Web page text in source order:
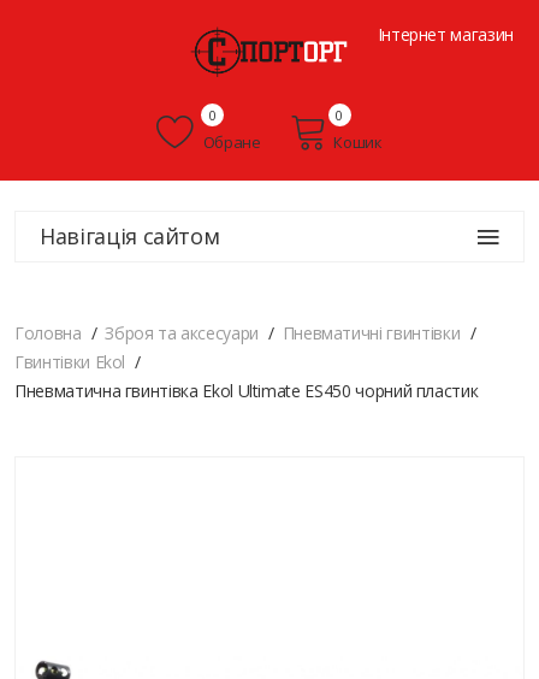
Інтернет магазин
Обране
0
Кошик
0
Навігація сайтом
Головна Зброя та аксесуари
Пневматичні гвинтівки
Гвинтівки Ekol
Пневматична гвинтівка Ekol Ultimate ES450 чорний пластик